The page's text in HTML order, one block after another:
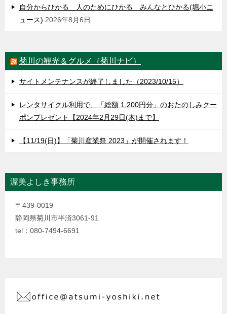
自分からひかる 人のためにひかる みんなとひかる(堀小ニ
ュース) 2026年8月6日
菊川の観光＆グルメ（菊川ナビ）
サイトメンテナンスが終了しました（2023/10/15）
レンタサイクル利用で、「総額 1,200円分」のおたのしみクー
ポンプレゼント【2024年2月29日(木)まで】
【11/19(日)】「菊川産業祭 2023」が開催されます！
渥美よしき事務所
〒439-0019
静岡県菊川市半済3061-91
tel：080-7494-6691